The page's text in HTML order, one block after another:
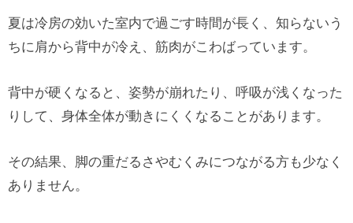
夏は冷房の効いた室内で過ごす時間が長く、知らないう
ちに肩から背中が冷え、筋肉がこわばっています。
背中が硬くなると、姿勢が崩れたり、呼吸が浅くなった
りして、身体全体が動きにくくなることがあります。
その結果、脚の重だるさやむくみにつながる方も少なく
ありません。